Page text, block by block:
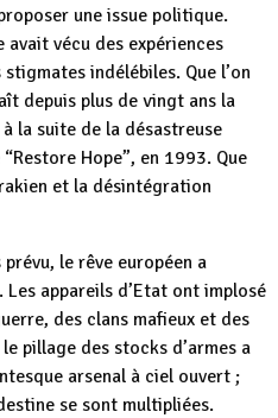
une issue politique.
avait vécu des expériences
indélébiles. Que l’on
depuis plus de vingt ans la
la suite de la désastreuse
Hope”, en 1993. Que
et la désintégration
prévu, le rêve européen a
appareils d’Etat ont implosé
des clans mafieux et des
pillage des stocks d’armes a
arsenal à ciel ouvert ;
se sont multipliées.